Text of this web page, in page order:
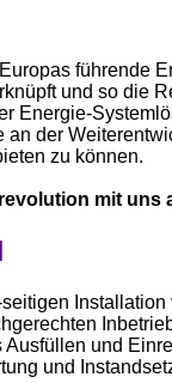
führende
und so die
Energie-
an der
zu können.
mit
Ausfüllen und
und